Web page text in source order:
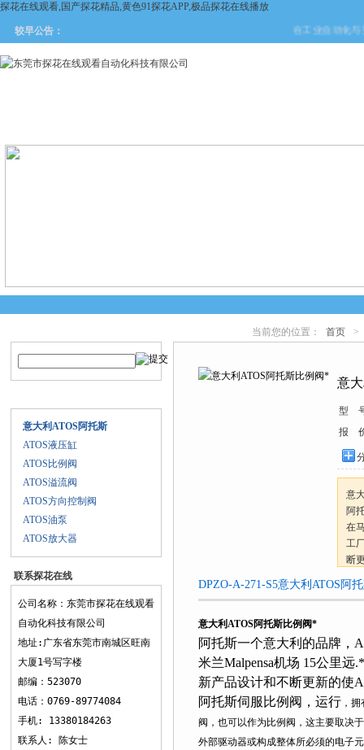
探花在线观看,国产探花精品,黄色91探花APP,极品探花在线播放
较早公告： 在工业自动化与安
意大利ATOS阿托斯
ATOS液压缸
ATOS比例阀
ATOS溢流阀
ATOS方向控制阀
ATOS油泵
ATOS放大器
联系探花在线
观看
公司名称：东莞市探花在线观看
自动化科技有限公司
地址:广东省东莞市南城区旺南
大厦1号写字楼
邮编：523070
电话：0769-89774084
手机: 13380184263
联系人: 陈女士
当前您的位置： 首页 >
意
型 号
报 价
意
阿
在
工
断
阿
DPZO-A-271-S5意大利ATOS阿托
意大利ATOS阿托斯比例阀*
阿托斯一个意大利的品牌
米兰Malpensa机场 15公里远.*
新产品设计和不断更新的使
阿托斯伺服比例阀，运行
阀，也可以作为比例阀，这主要
外部驱动器或构成整体所必须的电子元